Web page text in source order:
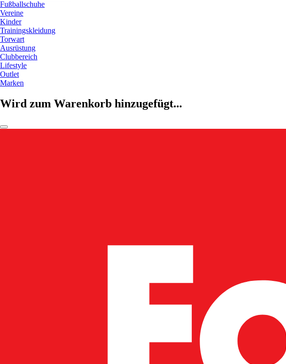
Fußballschuhe
Vereine
Kinder
Trainingskleidung
Torwart
Ausrüstung
Clubbereich
Lifestyle
Outlet
Marken
Wird zum Warenkorb hinzugefügt...